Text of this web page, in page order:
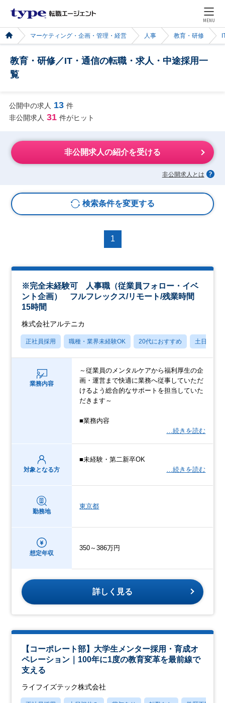
MENU
マーケティング・企画・管理・経営 人事 教育・研修
教育・研修／IT・通信の転職・求人・中途採用一
覧
公開中の求人 13 件
非公開求人 31 件がヒット
非公開求人の紹介を受ける
非公開求人とは
検索条件を変更する
1
※完全未経験可 人事職（従業員フォロー・イベ
ント企画） フルフレックス/リモート/残業時間
15時間
株式会社アルテニカ
正社員採用 職種・業界未経験OK 20代におすすめ 土日祝休み
業務内容
～従業員のメンタルケアから福利厚生の企
画・運営まで快適に業務へ従事していただ
けるよう総合的なサポートを担当していた
だきます～
■業務内容
…続きを読む
対象となる方
■未経験・第二新卒OK
…続きを読む
勤務地
東京都
想定年収
350～386万円
詳しく見る
【コーポレート部】大学生メンター採用・育成オ
ペレーション｜100年に1度の教育変革を最前線で
支える
ライフイズテック株式会社